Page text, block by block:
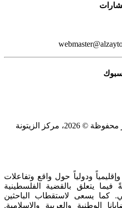
حقوق النشر محفوظة © 2026، مركز الزيتونة
ودولياً حول واقع وتفاعلات
يتعلق بالقضية الفلسطينية
كما يسعى لاستقطاب الباحثين
الوطنية والعربية والإسلامية.